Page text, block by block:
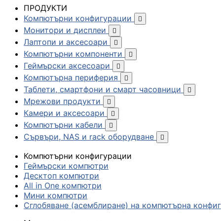
ПРОДУКТИ
Компютърни конфигурации

Монитори и дисплеи 
Лаптопи и аксесоари 
Компютърни компоненти 
Геймърски аксесоари 
Компютърна периферия 
Таблети, смартфони и смарт часовници 
Мрежови продукти 
Камери и аксесоари 
Компютърни кабели 
Сървъри, NAS и rack оборудване 
Компютърни конфигурации
Геймърски компютри
Десктоп компютри
All in One компютри
Мини компютри
Сглобяване (асемблиране) на компютърна